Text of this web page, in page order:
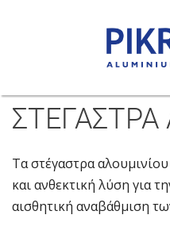
Τα στέγαστρα
και ανθεκτική λύση για
αισθητική αναβάθμιση